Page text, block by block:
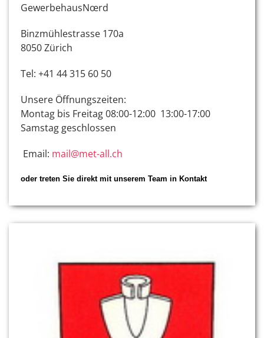
GewerbehausNœrd
Binzmühlestrasse 170a
8050 Zürich
Tel: +41 44 315 60 50
Unsere Öffnungszeiten:
Montag bis Freitag 08:00-12:00 13:00-17:00
Samstag geschlossen
Email: mail@met-all.ch
oder treten Sie direkt mit unserem Team in Kontakt